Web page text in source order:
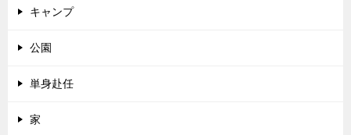
キャンプ
公園
単身赴任
家